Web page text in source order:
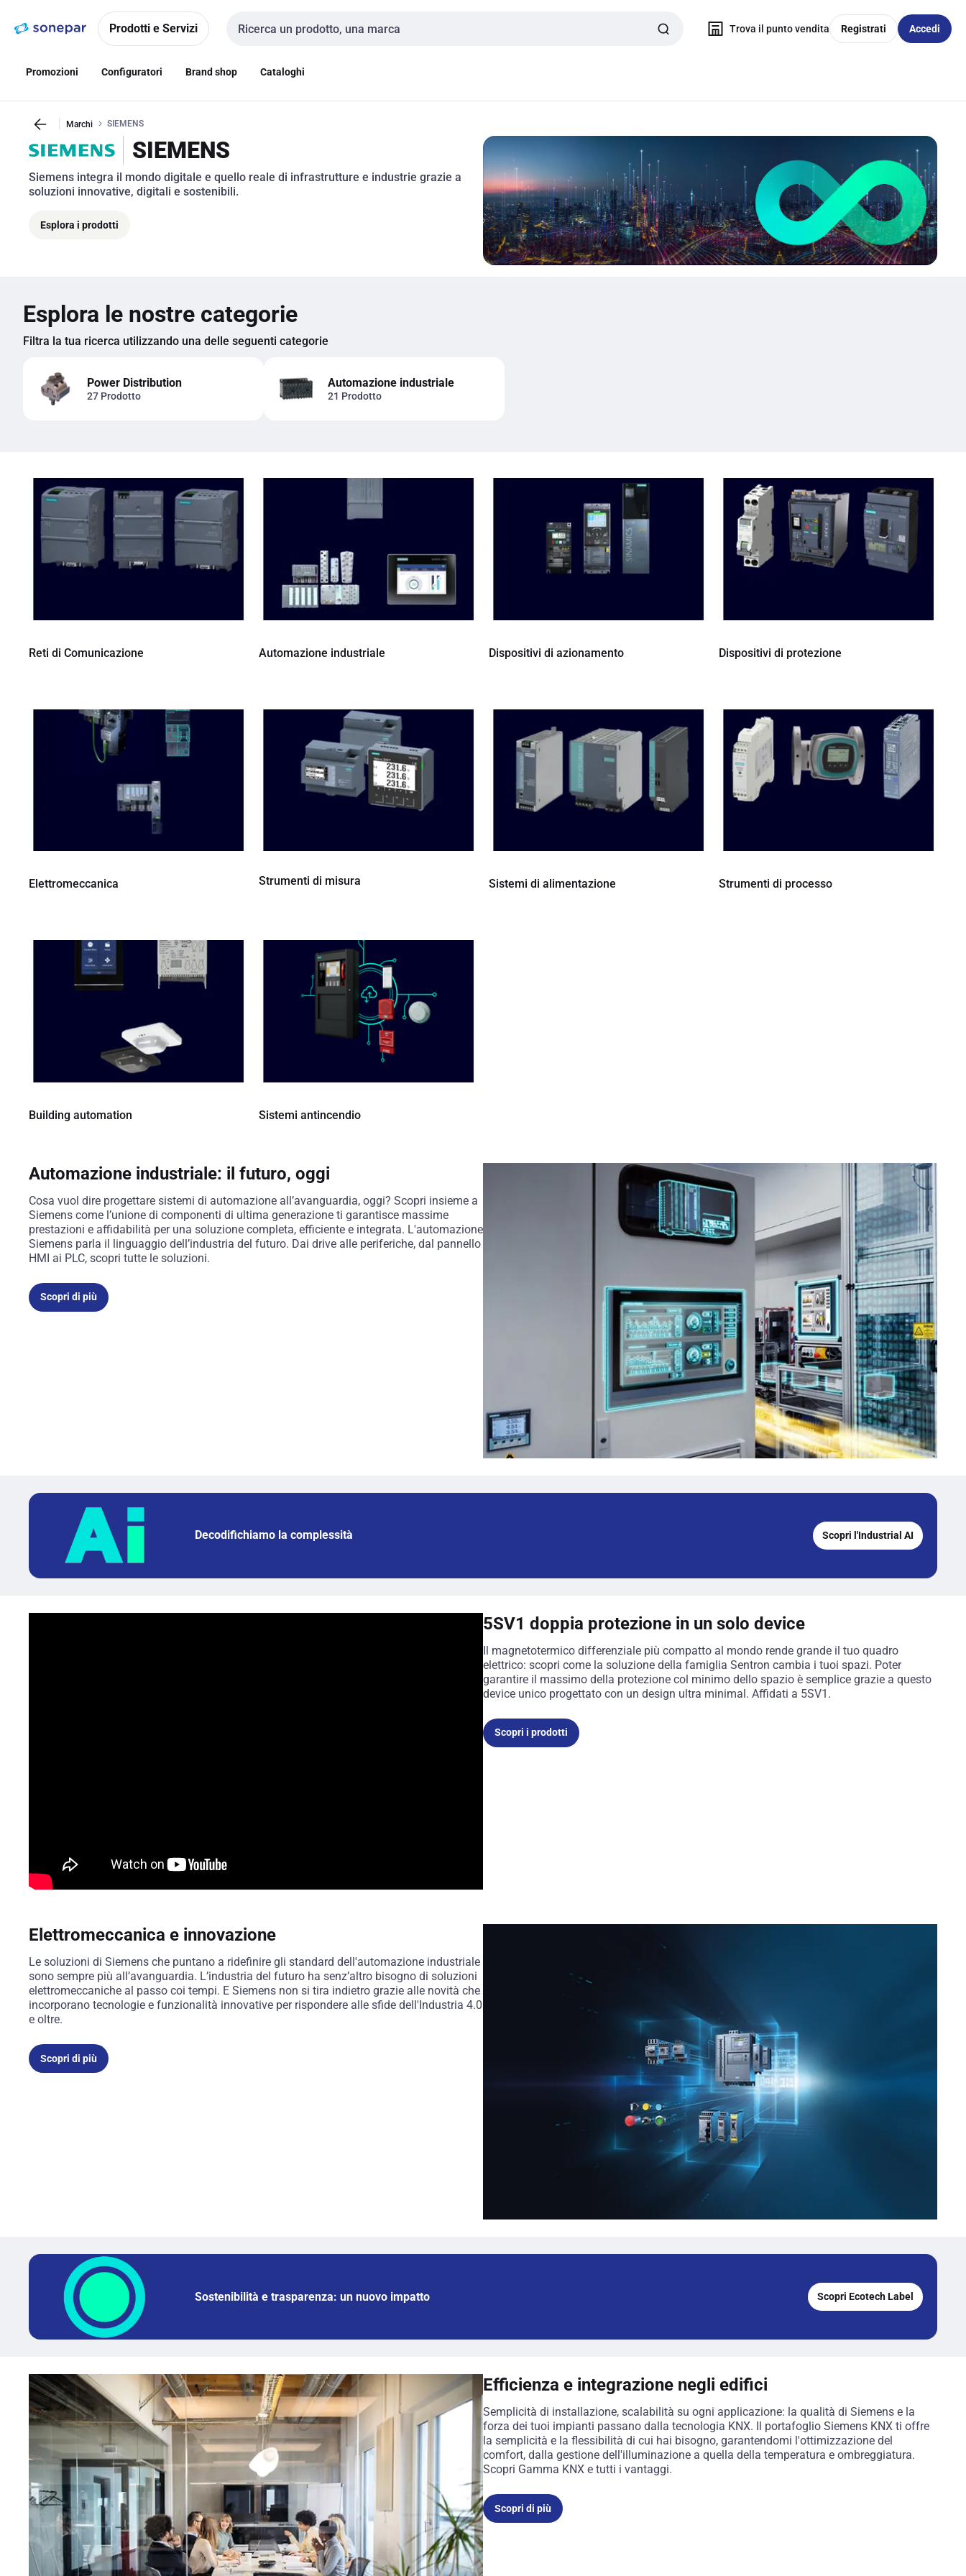
navigazionealla
Prodotti e Servizi
Cerca input
Trova il punto vendita Registrati Accedi
Promozioni Configuratori Brand shop Cataloghi
Marchi SIEMENS
SIEMENS
Siemens integra il mondo digitale e quello reale di infrastrutture e industrie grazie a
soluzioni innovative, digitali e sostenibili.
Esplora i prodotti
Esplora le nostre categorie
Filtra la tua ricerca utilizzando una delle seguenti categorie
Power Distribution
27 Prodotto
Automazione industriale
21 Prodotto
Reti di Comunicazione Automazione industriale Dispositivi di azionamento Dispositivi di protezione
Elettromeccanica Strumenti di misura Sistemi di alimentazione Strumenti di processo
Building automation Sistemi antincendio
Automazione industriale: il futuro, oggi
Cosa vuol dire progettare sistemi di automazione all’avanguardia, oggi? Scopri insieme a
Siemens come l’unione di componenti di ultima generazione ti garantisce massime
prestazioni e affidabilità per una soluzione completa, efficiente e integrata. L'automazione
Siemens parla il linguaggio dell’industria del futuro. Dai drive alle periferiche, dal pannello
HMI ai PLC, scopri tutte le soluzioni.
Scopri di più
Decodifichiamo la complessità Scopri l'Industrial AI
5SV1 doppia protezione in un solo device
Il magnetotermico differenziale più compatto al mondo rende grande il tuo quadro
elettrico: scopri come la soluzione della famiglia Sentron cambia i tuoi spazi. Poter
garantire il massimo della protezione col minimo dello spazio è semplice grazie a questo
device unico progettato con un design ultra minimal. Affidati a 5SV1.
Scopri i prodotti
Elettromeccanica e innovazione
Le soluzioni di Siemens che puntano a ridefinire gli standard dell'automazione industriale
sono sempre più all’avanguardia. L’industria del futuro ha senz’altro bisogno di soluzioni
elettromeccaniche al passo coi tempi. E Siemens non si tira indietro grazie alle novità che
incorporano tecnologie e funzionalità innovative per rispondere alle sfide dell'Industria 4.0
e oltre.
Scopri di più
Sostenibilità e trasparenza: un nuovo impatto Scopri Ecotech Label
Efficienza e integrazione negli edifici
Semplicità di installazione, scalabilità su ogni applicazione: la qualità di Siemens e la
forza dei tuoi impianti passano dalla tecnologia KNX. Il portafoglio Siemens KNX ti offre
la semplicità e la flessibilità di cui hai bisogno, garantendomi l'ottimizzazione del
comfort, dalla gestione dell'illuminazione a quella della temperatura e ombreggiatura.
Scopri Gamma KNX e tutti i vantaggi.
Scopri di più